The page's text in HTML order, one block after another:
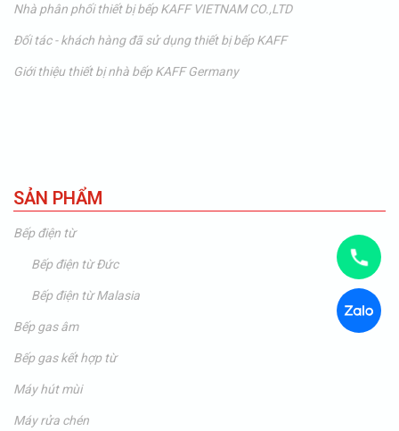
Nhà phân phối thiết bị bếp KAFF VIETNAM CO.,LTD
Đối tác - khách hàng đã sử dụng thiết bị bếp KAFF
Giới thiệu thiết bị nhà bếp KAFF Germany
SẢN PHẨM
Bếp điện từ
Bếp điện từ Đức
Bếp điện từ Malasia
Bếp gas âm
Bếp gas kết hợp từ
Máy hút mùi
Máy rửa chén